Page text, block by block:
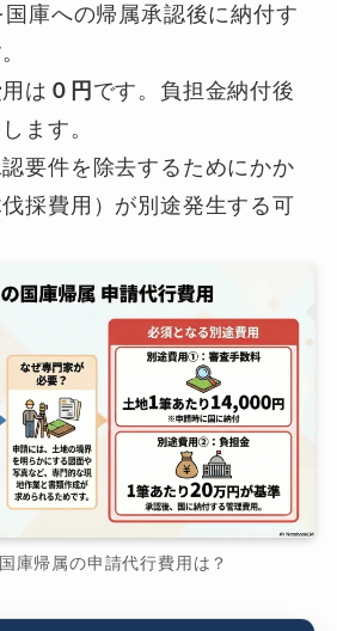
国庫への帰属承認後に納付す
は ０円 です。負担金納付後
ます。
要件を除去するためにかか
採費用）が別途発生する可
庫帰属の申請代行費用は？